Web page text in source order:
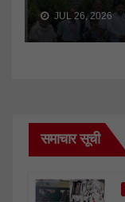
JUL 26, 2026
समाचार सूची